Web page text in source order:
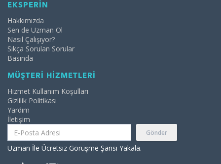
EKSPERİN
Hakkımızda
Sen de Uzman Ol
Nasıl Çalışıyor?
Sıkça Sorulan Sorular
Basında
MÜŞTERİ HİZMETLERİ
Hizmet Kullanım Koşulları
Gizlilik Politikası
Yardım
İletişim
Gönder
Uzman İle Ücretsiz Görüşme Şansı Yakala.